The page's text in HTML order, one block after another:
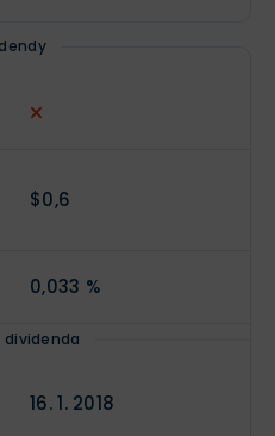
$0,6
0,033 %
dividenda
16. 1. 2018